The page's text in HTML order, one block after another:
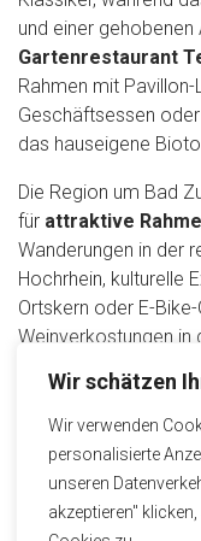
Wir schätzen
Wir verwenden
personalisierte
unseren
akzeptieren"
und einer
Gartenrestaurant
Rahmen mit
Geschäftsessen
das hauseigene
Die Region um Bad
für attraktive
Wanderungen in der
Hochrhein, kulturelle
Ortskern oder E-
Weinverkostungen in
Arbeitstag.
Hotel markieren
Jetzt Anfrage